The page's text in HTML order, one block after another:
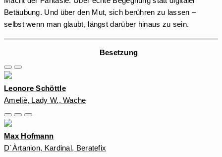
Betäubung. Und über den Mut, sich berühren zu lassen –
selbst wenn man glaubt, längst darüber hinaus zu sein.
Besetzung
Leonore Schöttle
Ameliè, Lady W., Wache
Max Hofmann
D`Àrtanion, Kardinal, Beratefix